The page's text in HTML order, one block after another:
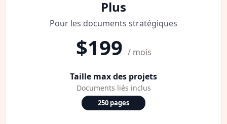
Plus
Pour les documents stratégiques
$199 / mois
Taille max des projets
Documents liés inclus
250 pages